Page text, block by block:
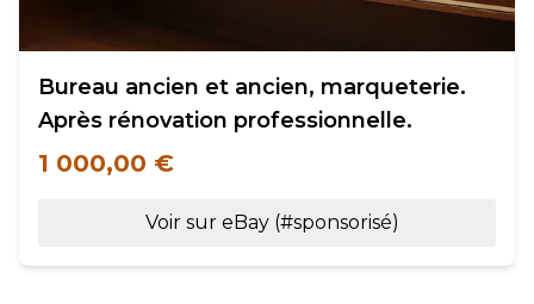
Bureau ancien et ancien, marqueterie.
Après rénovation professionnelle.
1 000,00 €
Voir sur eBay (#sponsorisé)